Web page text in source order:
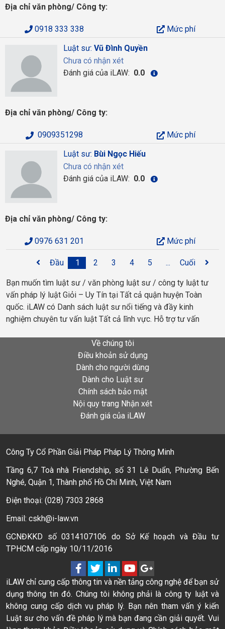
Địa chỉ văn phòng/ Công ty:
0918 333 338
Mức phí
Luật sư: Vũ Đình Quyền
Chưa có nhận xét
Đánh giá của iLAW: 0.0
Địa chỉ văn phòng/ Công ty:
0909351298
Mức phí
Luật sư: Bùi Ngọc Hiếu
Chưa có nhận xét
Đánh giá của iLAW: 0.0
Địa chỉ văn phòng/ Công ty:
0976 631 201 Mức phí
Đầu 1 2 3 4 5 ... Cuối
Bạn muốn tìm luật sư / văn phòng luật sư / công ty luật tư
vấn pháp lý luật Giỏi – Uy Tín tại Tất cả quận huyện Toàn
quốc. iLAW có Danh sách luật sư nổi tiếng và đầy kinh
nghiệm chuyên tư vấn luật Tất cả lĩnh vực. Hỗ trợ tư vấn
Về chúng tôi
Điều khoản sử dụng
Dành cho người dùng
Dành cho Luật sư
Chính sách bảo mật
Nội quy trang Nhận xét
Đánh giá của iLAW
Công Ty Cổ Phần Giải Pháp Pháp Lý Thông Minh
Tầng 6,7 Toà nhà Friendship, số 31 Lê Duẩn, Phường Bến
Nghé, Quận 1, Thành phố Hồ Chí Minh, Việt Nam
Điện thoại: (028) 7303 2868
Email: cskh@i-law.vn
GCNĐKKD số 0314107106 do Sở Kế hoạch và Đầu tư
TPHCM cấp ngày 10/11/2016
iLAW chỉ cung cấp thông tin và nền tảng công nghệ để bạn sử
dụng thông tin đó. Chúng tôi không phải là công ty luật và
không cung cấp dịch vụ pháp lý. Bạn nên tham vấn ý kiến
Luật sư cho vấn đề pháp lý mà bạn đang cần giải quyết. Vui